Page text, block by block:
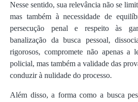
Nesse sentido, sua relevância não se
mas também à necessidade de
persecução penal e respeito às
banalização da busca pessoal,
rigorosos, compromete não apenas a
policial, mas também a validade das
conduzir à nulidade do processo.
Além disso, a forma como a busca